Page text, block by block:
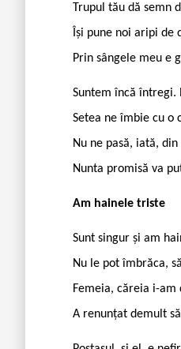
Trupul tău dă semn
Își pune noi aripi de
Prin sângele meu e
Suntem încă întregi.
Setea ne îmbie cu o
Nu ne pasă, iată,
Nunta promisă va
Am hainele triste
Sunt singur și am
Nu le pot îmbrăca,
Femeia, căreia i-
A renunțat demult